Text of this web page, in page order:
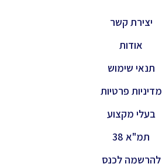
יצירת קשר
אודות
תנאי שימוש
מדיניות פרטיות
בעלי מקצוע
תמ"א 38
להרשמה לכנס